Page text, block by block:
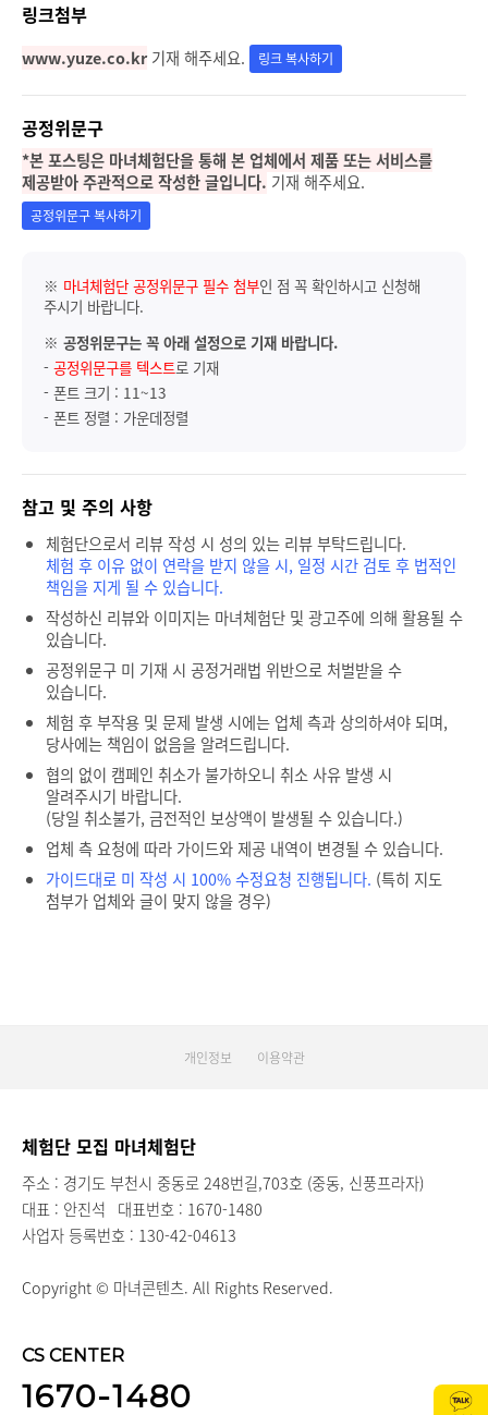
링크첨부
www.yuze.co.kr기재 해주세요. 링크 복사하기
공정위문구
*본 포스팅은 마녀체험단을 통해 본 업체에서 제품 또는 서비스를
제공받아 주관적으로 작성한 글입니다. 기재 해주세요.
공정위문구 복사하기
※ 마녀체험단 공정위문구 필수 첨부인 점 꼭 확인하시고 신청해
주시기 바랍니다.
※ 공정위문구는 꼭 아래 설정으로 기재 바랍니다.
- 공정위문구를 텍스트로 기재
- 폰트 크기 : 11~13
- 폰트 정렬 : 가운데정렬
참고 및 주의 사항
체험단으로서 리뷰 작성 시 성의 있는 리뷰 부탁드립니다.
체험 후 이유 없이 연락을 받지 않을 시, 일정 시간 검토 후 법적인
책임을 지게 될 수 있습니다.
작성하신 리뷰와 이미지는 마녀체험단 및 광고주에 의해 활용될 수
있습니다.
공정위문구 미 기재 시 공정거래법 위반으로 처벌받을 수
있습니다.
체험 후 부작용 및 문제 발생 시에는 업체 측과 상의하셔야 되며,
당사에는 책임이 없음을 알려드립니다.
협의 없이 캠페인 취소가 불가하오니 취소 사유 발생 시
알려주시기 바랍니다.
(당일 취소불가, 금전적인 보상액이 발생될 수 있습니다.)
업체 측 요청에 따라 가이드와 제공 내역이 변경될 수 있습니다.
가이드대로 미 작성 시 100% 수정요청 진행됩니다. (특히 지도
첨부가 업체와 글이 맞지 않을 경우)
개인정보 이용약관
체험단 모집 마녀체험단
주소 : 경기도 부천시 중동로 248번길,703호 (중동, 신풍프라자)
대표 : 안진석 대표번호 : 1670-1480
사업자 등록번호 : 130-42-04613
Copyright © 마녀콘텐츠. All Rights Reserved.
CS CENTER
1670-1480